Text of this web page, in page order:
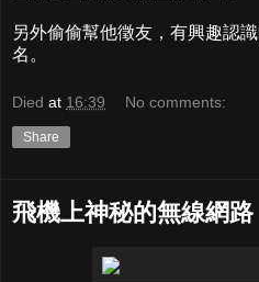
另外偷偷幫他徵友，有興趣認
名。
Died at 16:39 No comments:
Share
飛機上神秘的無線網路